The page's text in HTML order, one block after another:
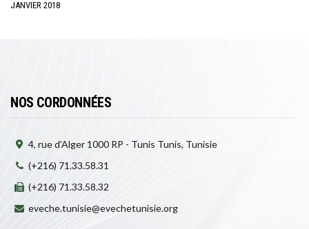
JANVIER 2018
NOS CORDONNÉES
4, rue d'Alger 1000 RP - Tunis Tunis, Tunisie
(+216) 71.33.58.31
(+216) 71.33.58.32
eveche.tunisie@evechetunisie.org